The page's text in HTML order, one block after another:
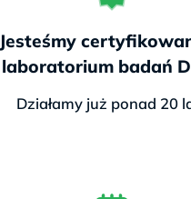
ryzykanieprawidłowego
pobrania
Jesteśmy
laboratorium badań
Działamy już ponad 20